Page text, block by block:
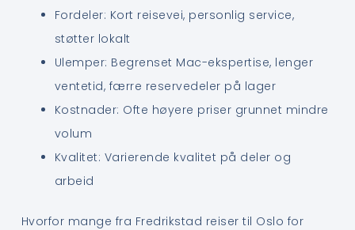
Fordeler: Kort reisevei, personlig service,
støtter lokalt
Ulemper: Begrenset Mac-ekspertise, lenger
ventetid, færre reservedeler på lager
Kostnader: Ofte høyere priser grunnet mindre
volum
Kvalitet: Varierende kvalitet på deler og
arbeid
Hvorfor mange fra Fredrikstad reiser til Oslo for